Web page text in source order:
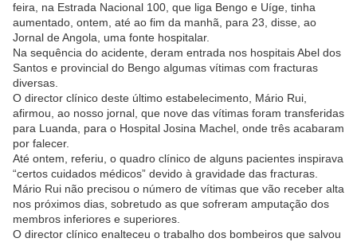
feira, na Estrada Nacional 100, que liga Bengo e Uíge, tinha
aumentado, ontem, até ao fim da manhã, para 23, disse, ao
Jornal de Angola, uma fonte hospitalar.
Na sequência do acidente, deram entrada nos hospitais Abel dos
Santos e provincial do Bengo algumas vítimas com fracturas
diversas.
O director clínico deste último estabelecimento, Mário Rui,
afirmou, ao nosso jornal, que nove das vítimas foram transferidas
para Luanda, para o Hospital Josina Machel, onde três acabaram
por falecer.
Até ontem, referiu, o quadro clínico de alguns pacientes inspirava
“certos cuidados médicos” devido à gravidade das fracturas.
Mário Rui não precisou o número de vítimas que vão receber alta
nos próximos dias, sobretudo as que sofreram amputação dos
membros inferiores e superiores.
O director clínico enalteceu o trabalho dos bombeiros que salvou